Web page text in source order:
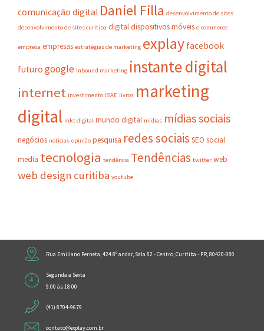
comunicação digital Daniel Filla desenvolvimento de sites
desenvolvimento de sites curitiba digitaldispositivos móveis e-commerce
empresa empresas estratégias de marketing explay facebook
futuro google inbound marketing instante digital
internet investimento ISAE livros marketing
digital mkt digital mundo digital mídias mídias sociais
negócios notícias opinião pesquisa redes sociais SEO social
media tecnologia tendência Tendências twitter web
web design curitiba youtube
Rua Emiliano Perneta, 424 8º andar, Sala 82 - Centro, Curitiba - PR, 80420-080
Segunda a Sexta
9:00 às 18:00
(41) 8704-9679
contato@explay.com.br